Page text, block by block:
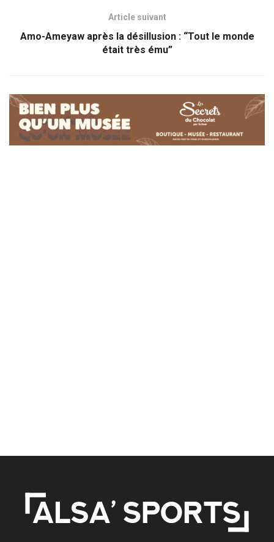
Article suivant
Amo-Ameyaw après la désillusion : “Tout le monde
était très ému”